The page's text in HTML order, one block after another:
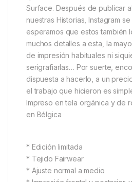
Perfecta para pescadores,
y personas activas que
confiable para enfrentar
sacrificar comodidad ni
diseñada para acompañarte en
con rendimiento superior y
Una vez más, nuestra
nos trajo esta versión grabada
que acertadamente llamamos
nuestras Historias, Instagram se
esperamos que estos también
muchos detalles a esta, la
de impresión habituales ni